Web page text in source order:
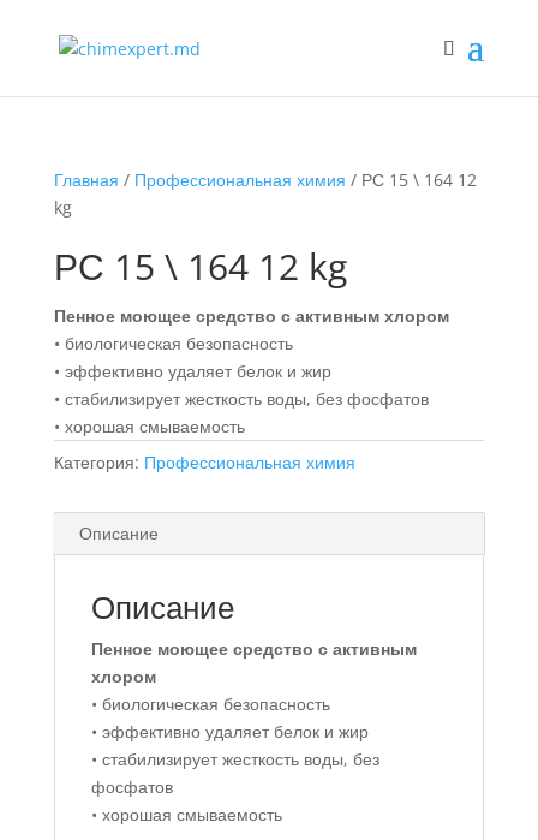
Главная / Профессиональная химия / РС 15 \ 164 12
kg
РС 15 \ 164 12 kg
Пенное моющее средство с активным хлором
• биологическая безопасность
• эффективно удаляет белок и жир
• стабилизирует жесткость воды, без фосфатов
• хорошая смываемость
Категория: Профессиональная химия
Описание
Описание
Пенное моющее средство с активным
хлором
• биологическая безопасность
• эффективно удаляет белок и жир
• стабилизирует жесткость воды, без
фосфатов
• хорошая смываемость